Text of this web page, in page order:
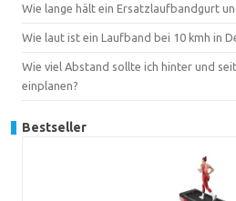
Wie lange hält ein Ersatzlaufbandgurt
Wie laut ist ein Laufband bei 10 kmh in
Wie viel Abstand sollte ich hinter und
einplanen?
Bestseller